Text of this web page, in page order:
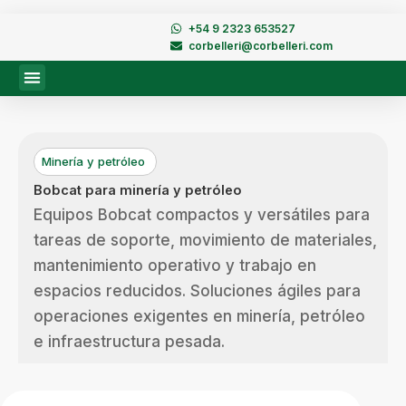
+54 9 2323 653527
corbelleri@corbelleri.com
Minería y petróleo
Bobcat para minería y petróleo
Equipos Bobcat compactos y versátiles para
tareas de soporte, movimiento de materiales,
mantenimiento operativo y trabajo en
espacios reducidos. Soluciones ágiles para
operaciones exigentes en minería, petróleo
e infraestructura pesada.